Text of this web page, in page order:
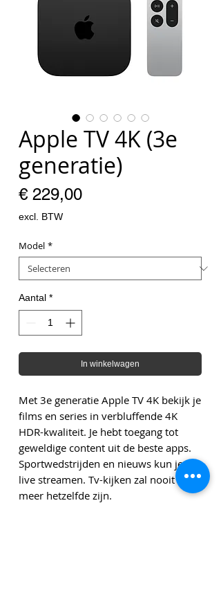
Apple TV 4K (3e
generatie)
€ 229,00Prijs
excl. BTW
Model *
Aantal *
In winkelwagen
Met 3e generatie Apple TV 4K bekijk je
films en series in verbluffende 4K
HDR-kwaliteit. Je hebt toegang tot
geweldige content uit de beste apps.
Sportwedstrijden en nieuws kun je
live streamen. Tv-kijken zal nooit
meer hetzelfde zijn.